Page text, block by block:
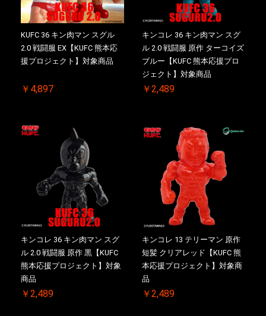
KUFC 36 キン肉マン スグル
2.0 戦闘服 EX【KUFC 熊本応
援プロジェクト】対象商品
￥4,897
キンコレ 36 キン肉マン スグ
ル 2.0 戦闘服 原作 ターコイズ
ブルー【KUFC 熊本応援プロ
ジェクト】対象商品
￥2,489
キンコレ 36 キン肉マン スグ
ル 2.0 戦闘服 原作 黒【KUFC
熊本応援プロジェクト】対象
商品
￥2,489
キンコレ 13 テリーマン 原作
短髪 クリアレッド【KUFC 熊
本応援プロジェクト】対象商
品
￥2,489